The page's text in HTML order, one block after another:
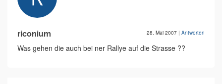
riconium 28. Mai 2007 | Antworten
Was gehen die auch bei ner Rallye auf die Strasse ??